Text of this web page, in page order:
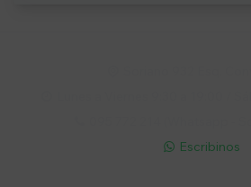
 Escribinos